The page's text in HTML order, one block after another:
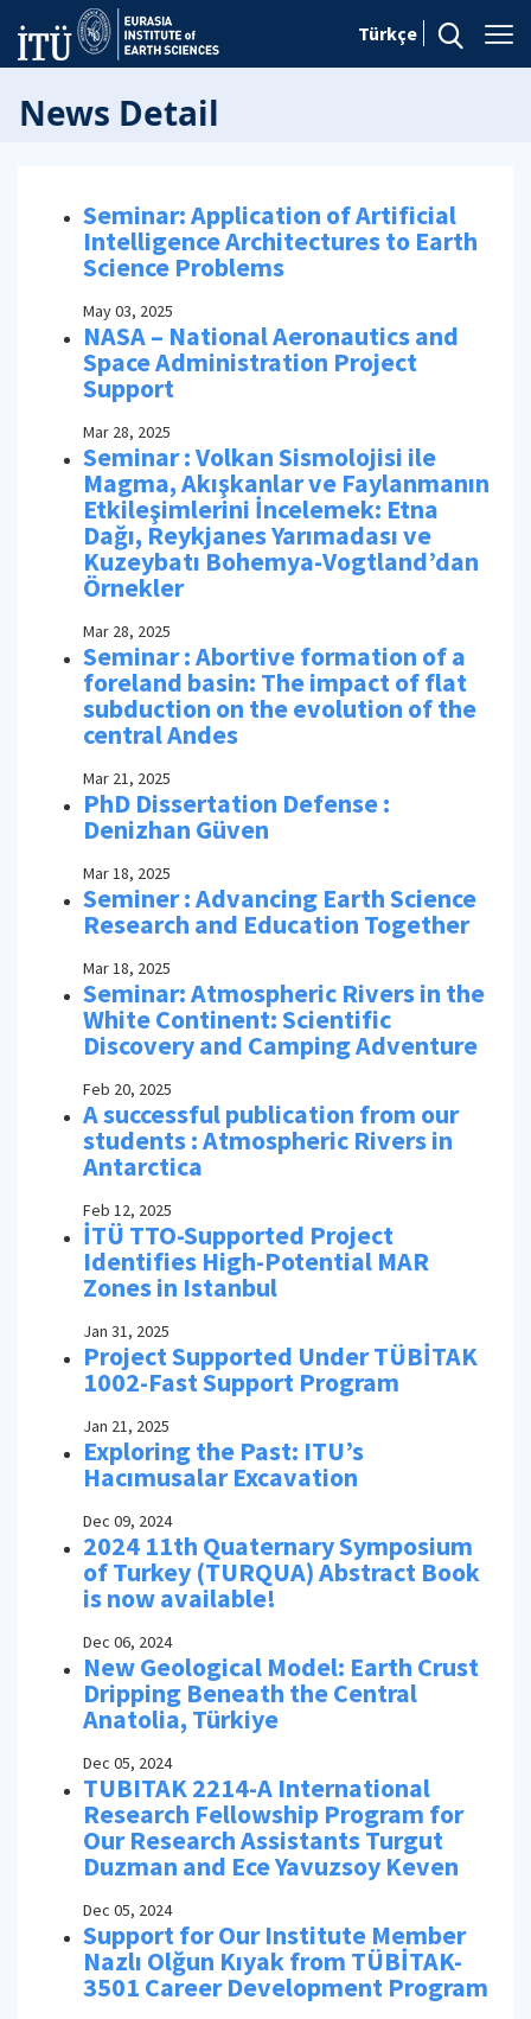
Türkçe
News Detail
Seminar: Application of Artificial
Intelligence Architectures to Earth
Science Problems
May 03, 2025
NASA – National Aeronautics and
Space Administration Project
Support
Mar 28, 2025
Seminar : Volkan Sismolojisi ile
Magma, Akışkanlar ve Faylanmanın
Etkileşimlerini İncelemek: Etna
Dağı, Reykjanes Yarımadası ve
Kuzeybatı Bohemya-Vogtland’dan
Örnekler
Mar 28, 2025
Seminar : Abortive formation of a
foreland basin: The impact of flat
subduction on the evolution of the
central Andes
Mar 21, 2025
PhD Dissertation Defense :
Denizhan Güven
Mar 18, 2025
Seminer : Advancing Earth Science
Research and Education Together
Mar 18, 2025
Seminar: Atmospheric Rivers in the
White Continent: Scientific
Discovery and Camping Adventure
Feb 20, 2025
A successful publication from our
students : Atmospheric Rivers in
Antarctica
Feb 12, 2025
İTÜ TTO-Supported Project
Identifies High-Potential MAR
Zones in Istanbul
Jan 31, 2025
Project Supported Under TÜBİTAK
1002-Fast Support Program
Jan 21, 2025
Exploring the Past: ITU’s
Hacımusalar Excavation
Dec 09, 2024
2024 11th Quaternary Symposium
of Turkey (TURQUA) Abstract Book
is now available!
Dec 06, 2024
New Geological Model: Earth Crust
Dripping Beneath the Central
Anatolia, Türkiye
Dec 05, 2024
TUBITAK 2214-A International
Research Fellowship Program for
Our Research Assistants Turgut
Duzman and Ece Yavuzsoy Keven
Dec 05, 2024
Support for Our Institute Member
Nazlı Olğun Kıyak from TÜBİTAK-
3501 Career Development Program